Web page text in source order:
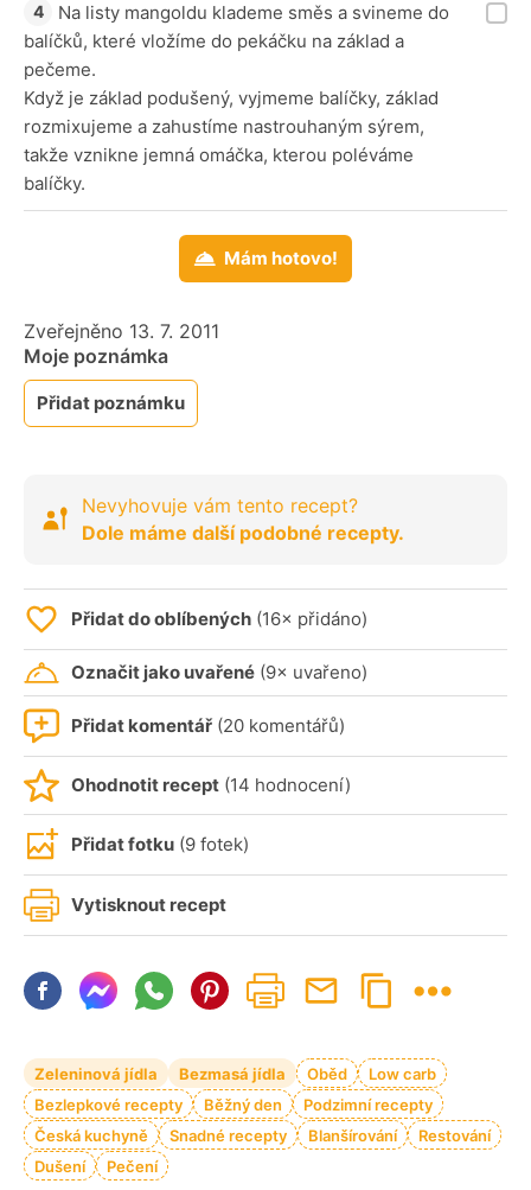
Na listy mangoldu klademe směs a svineme do
balíčků, které vložíme do pekáčku na základ a
pečeme.
Když je základ podušený, vyjmeme balíčky, základ
rozmixujeme a zahustíme nastrouhaným sýrem,
takže vznikne jemná omáčka, kterou poléváme
balíčky.
Mám hotovo!
Zveřejněno 13. 7. 2011
Moje poznámka
Přidat poznámku
Nevyhovuje vám tento recept?
Dole máme další podobné recepty.
Přidat do oblíbených (16× přidáno)
Označit jako uvařené (9× uvařeno)
Přidat komentář (20 komentářů)
Ohodnotit recept (14 hodnocení)
Přidat fotku (9 fotek)
Vytisknout recept
Zeleninová jídla Bezmasá jídla Oběd
Low carb
Bezlepkové recepty
Běžný den
Podzimní recepty
Česká kuchyně
Snadné recepty Blanšírování
Restování
Dušení
Pečení